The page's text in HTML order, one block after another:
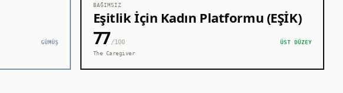
GÜMÜŞ
BAĞIMSIZ
Eşitlik İçin Kadın Platformu (EŞİK)
77/100
ÜST DÜZEY
The Caregiver